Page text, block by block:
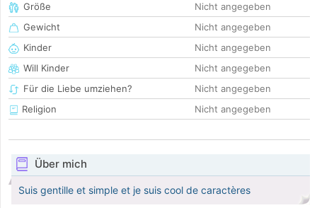
Größe
Nicht angegeben
Gewicht
Nicht angegeben
Kinder
Nicht angegeben
Will Kinder
Nicht angegeben
Für die Liebe umziehen?
Nicht angegeben
Religion
Nicht angegeben
Über mich
Suis gentille et simple et je suis cool de caractères